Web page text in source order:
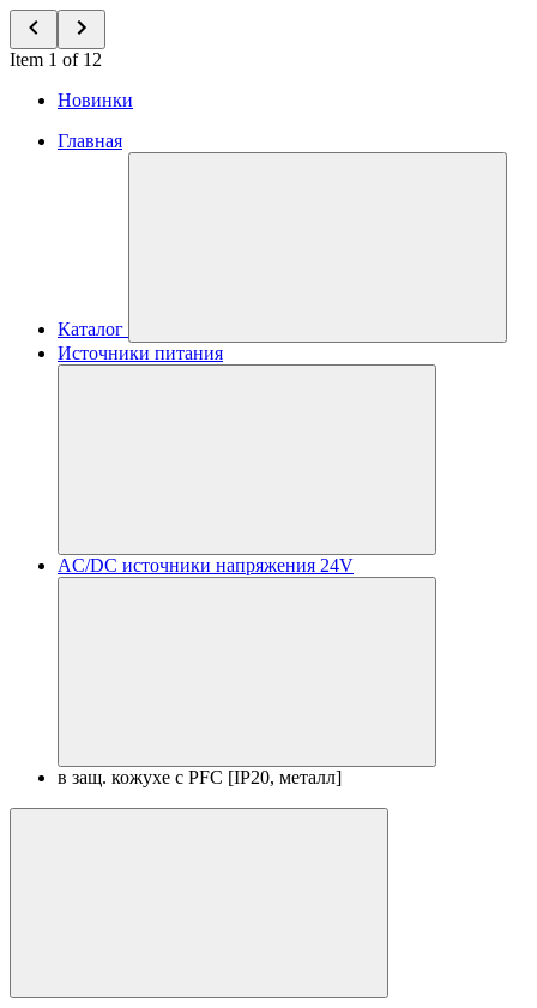
Item 1 of 12
Новинки
Главная
Каталог
Источники питания
AC/DC источники напряжения 24V
в защ. кожухе с PFC [IP20, металл]